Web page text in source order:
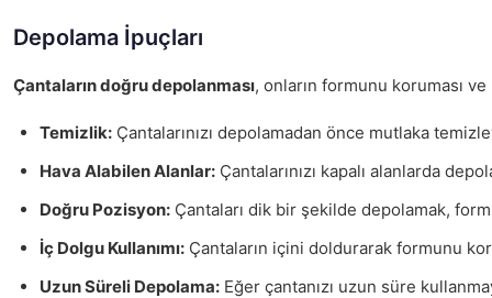
Depolama İpuçları
Çantaların doğru depolanması, onların formunu koruması
Temizlik: Çantalarınızı depolamadan önce mutlaka
Hava Alabilen Alanlar: Çantalarınızı kapalı alanlarda
Doğru Pozisyon: Çantaları dik bir şekilde depolamak,
İç Dolgu Kullanımı: Çantaların içini doldurarak formunu
Uzun Süreli Depolama: Eğer çantanızı uzun süre